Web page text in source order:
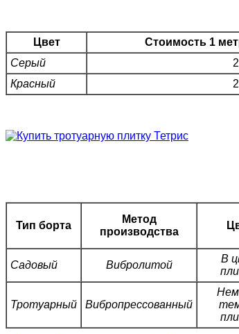
Цвет
Стоимость 1
Серый
Красный
Тип борта
Метод
производства
Садовый Вибролитой
В
Тротуарный Вибропрессованный